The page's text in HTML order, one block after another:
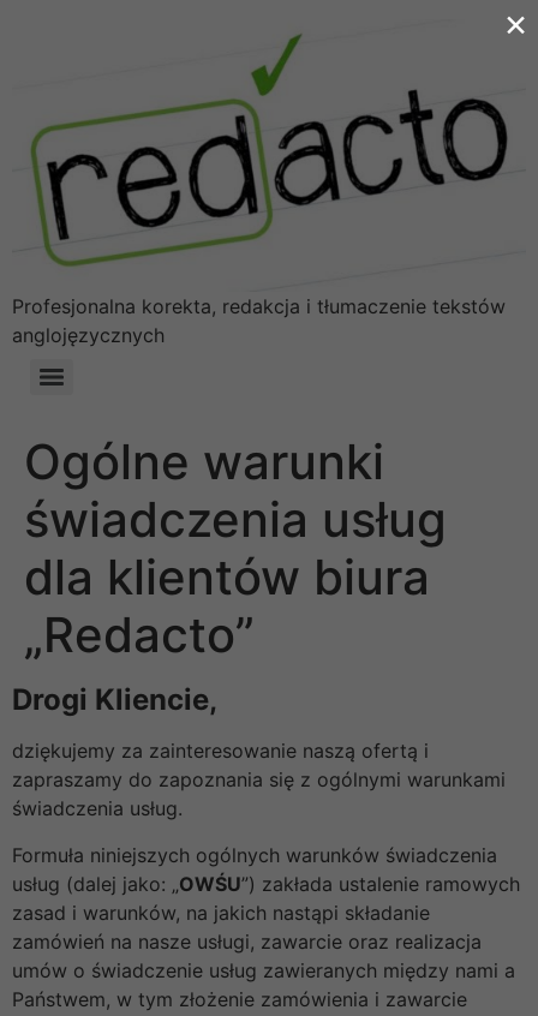
Profesjonalna korekta, redakcja i tłumaczenie tekstów
anglojęzycznych
Ogólne warunki
świadczenia usług
dla klientów biura
„Redacto”
Drogi Kliencie,
dziękujemy za zainteresowanie naszą ofertą i
zapraszamy do zapoznania się z ogólnymi warunkami
świadczenia usług.
Formuła niniejszych ogólnych warunków świadczenia
usług (dalej jako: „OWŚU”) zakłada ustalenie ramowych
zasad i warunków, na jakich nastąpi składanie
zamówień na nasze usługi, zawarcie oraz realizacja
umów o świadczenie usług zawieranych między nami a
Państwem, w tym złożenie zamówienia i zawarcie
×